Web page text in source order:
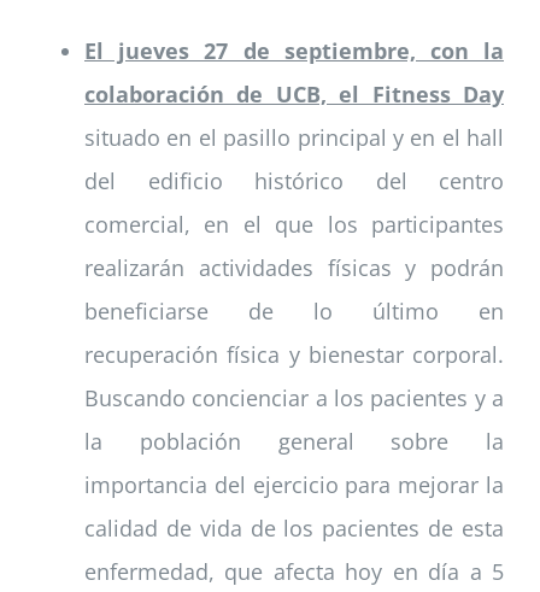
El jueves 27 de septiembre, con la
colaboración de UCB, el Fitness Day
situado en el pasillo principal y en el hall
del edificio histórico del centro
comercial, en el que los participantes
realizarán actividades físicas y podrán
beneficiarse de lo último en
recuperación física y bienestar corporal.
Buscando concienciar a los pacientes y a
la población general sobre la
importancia del ejercicio para mejorar la
calidad de vida de los pacientes de esta
enfermedad, que afecta hoy en día a 5